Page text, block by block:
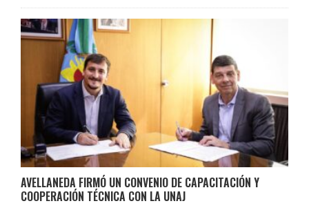
AVELLANEDA FIRMÓ UN CONVENIO DE CAPACITACIÓN Y
COOPERACIÓN TÉCNICA CON LA UNAJ